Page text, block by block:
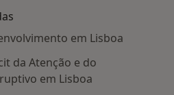
em Lisboa
da Atenção e do
em Lisboa